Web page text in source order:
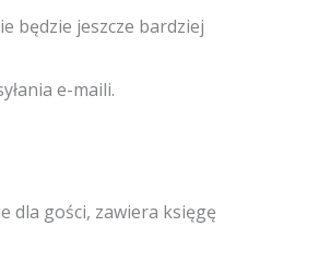
będzie jeszcze bardziej
e-maili.
dla gości, zawiera księgę